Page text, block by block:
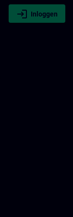
login Inloggen